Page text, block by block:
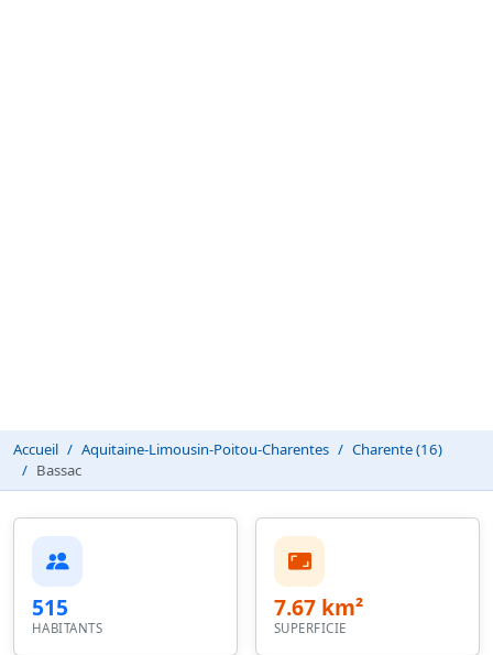
Accueil Aquitaine-Limousin-Poitou-Charentes
Charente (16)
Bassac
515
HABITANTS
7.67 km²
SUPERFICIE